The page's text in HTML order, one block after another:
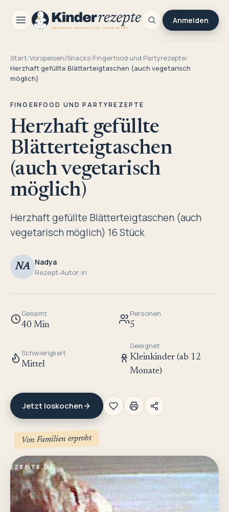
Anmelden
Start/Vorspeisen/Snacks/Fingerfood und Partyrezepte/
Herzhaft gefüllte Blätterteigtaschen (auch vegetarisch
möglich)
FINGERFOOD UND PARTYREZEPTE
Herzhaft gefüllte
Blätterteigtaschen
(auch vegetarisch
möglich)
Herzhaft gefüllte Blätterteigtaschen (auch
vegetarisch möglich) 16 Stück
NA Nadya
Rezept-Autor:in
Gesamt
40 Min
Personen
5
Schwierigkeit
Mittel
Geeignet
Kleinkinder (ab 12
Monate)
Jetzt loskochen
Von Familien erprobt